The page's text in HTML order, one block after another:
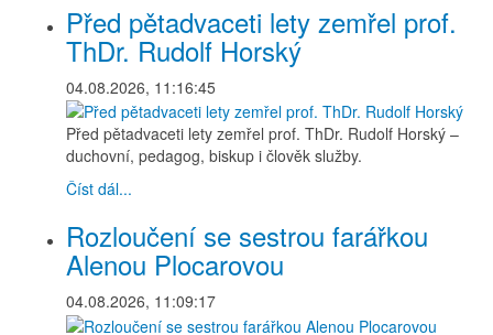
Před pětadvaceti lety zemřel prof.
ThDr. Rudolf Horský
04.08.2026, 11:16:45
Před pětadvaceti lety zemřel prof. ThDr. Rudolf Horský –
duchovní, pedagog, biskup i člověk služby.
Číst dál...
Rozloučení se sestrou farářkou
Alenou Plocarovou
04.08.2026, 11:09:17